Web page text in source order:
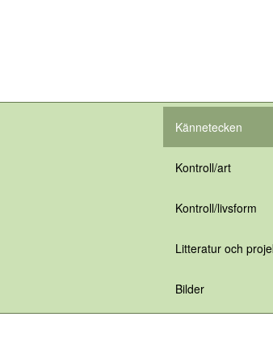
Kännetecken
Kontroll/art
Kontroll/livsform
Litteratur och
Bilder